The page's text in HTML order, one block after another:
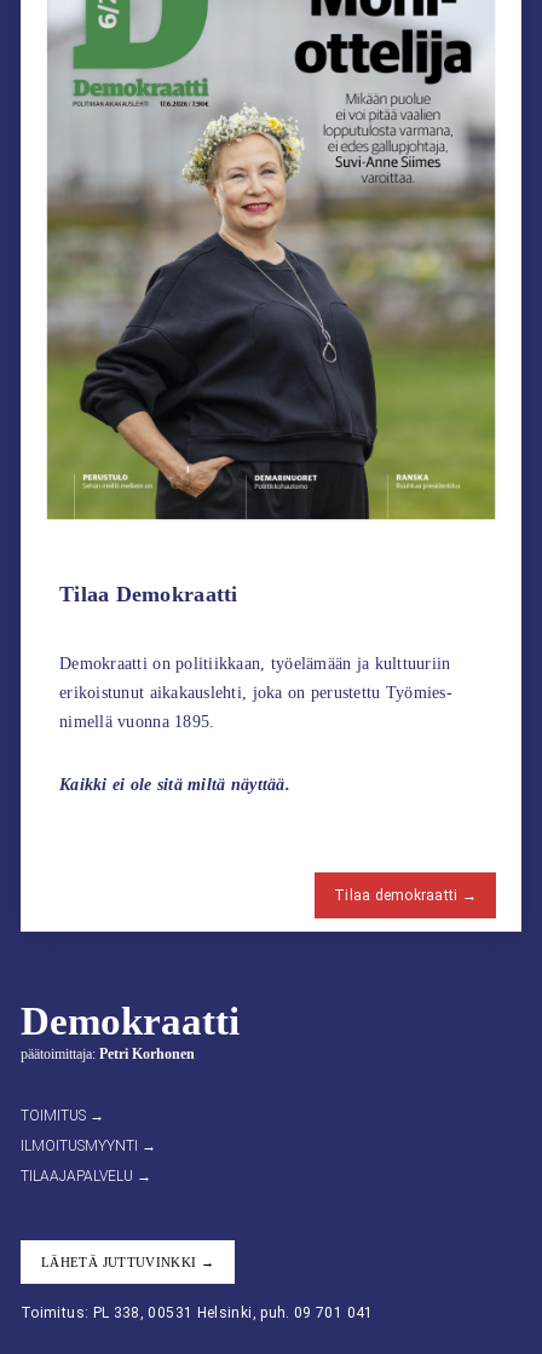
Demokraatti
päätoimittaja: Petri Korhonen
TOIMITUS →
ILMOITUSMYYNTI →
TILAAJAPALVELU →
LÄHETÄ JUTTUVINKKI →
Toimitus: PL 338, 00531 Helsinki, puh. 09 701 041
Tilaa Demokraatti
Demokraatti on politiikkaan, työelämään ja kulttuuriin
erikoistunut aikakauslehti, joka on perustettu Työmies-
nimellä vuonna 1895.
Kaikki ei ole sitä miltä näyttää.
Tilaa demokraatti →